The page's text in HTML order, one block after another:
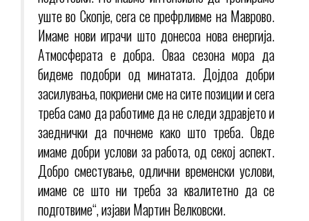
уште во Скопје, сега се префрливме на Маврово.
Имаме нови играчи што донесоа нова енергија.
Атмосферата е добра. Оваа сезона мора да
бидеме подобри од минатата. Дојдоа добри
засилувања, покриени сме на сите позиции и сега
треба само да работиме да не следи здравјето и
заеднички да почнеме како што треба. Овде
имаме добри услови за работа, од секој аспект.
Добро сместување, одлични временски услови,
имаме се што ни треба за квалитетно да се
подготвиме“, изјави Мартин Велковски.